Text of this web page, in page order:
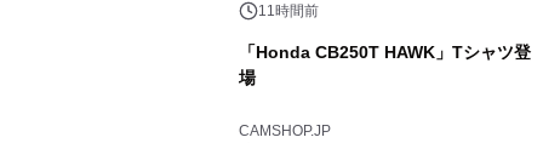
スの2施設で
11時間前
「Honda CB250T HAWK」Tシャツ登
場
CAMSHOP.JP